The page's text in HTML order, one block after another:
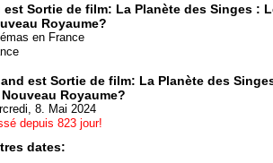
est Sortie de film: La Planète des Singes :
Royaume?
en France
est Sortie de film: La Planète des
Nouveau Royaume?
8. Mai 2024
depuis 823 jour!
dates: